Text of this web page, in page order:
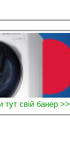
тут свій банер >>